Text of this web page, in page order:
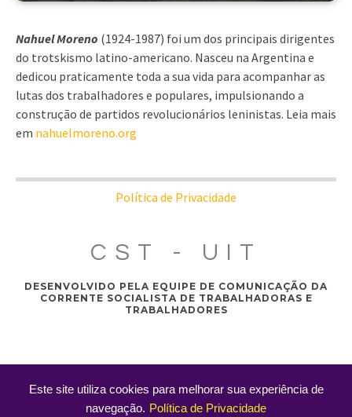
Este site utiliza cookies para melhorar sua experiência de
navegação. Política de Privacidade
Nahuel Moreno (1924-1987) foi um dos principais dirigentes
do trotskismo latino-americano. Nasceu na Argentina e
dedicou praticamente toda a sua vida para acompanhar as
lutas dos trabalhadores e populares, impulsionando a
construção de partidos revolucionários leninistas. Leia mais
em nahuelmoreno.org
Política de Privacidade
CST - UIT
DESENVOLVIDO PELA EQUIPE DE COMUNICAÇÃO DA
CORRENTE SOCIALISTA DE TRABALHADORAS E
TRABALHADORES